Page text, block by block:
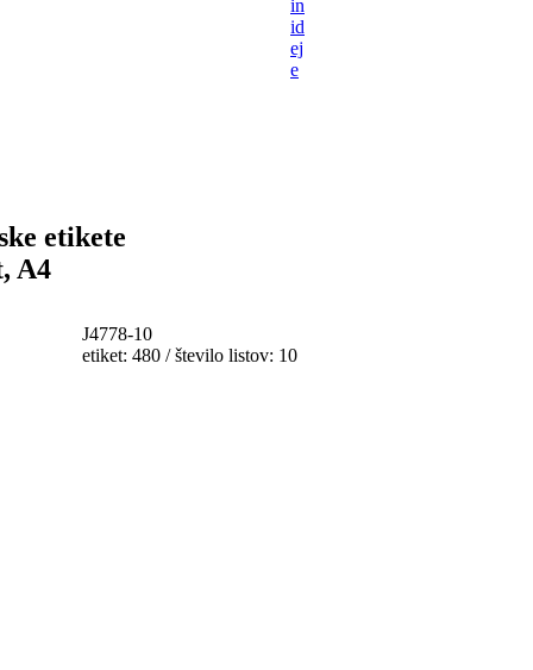
in
id
ej
e
etikete
A4
J4778-10
etiket: 480 / število listov: 10